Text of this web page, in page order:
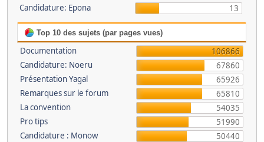
Candidature: Epona 13
Top 10 des sujets (par pages vues)
Documentation
106866
Candidature: Noeru
67860
Présentation Yagal
65926
Remarques sur le forum
65810
La convention
54035
Pro tips
51990
Candidature : Monow
50440